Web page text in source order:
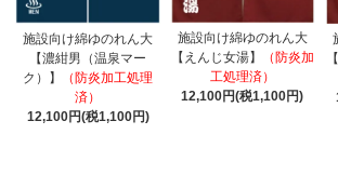
施設向け綿ゆのれん大
【濃紺男（温泉マー
ク）】
（防炎加工処理
済）
12,100円(税1,100円)
施設向け綿ゆのれん大
【えんじ女湯】
（防炎加
工処理済）
12,100円(税1,100円)